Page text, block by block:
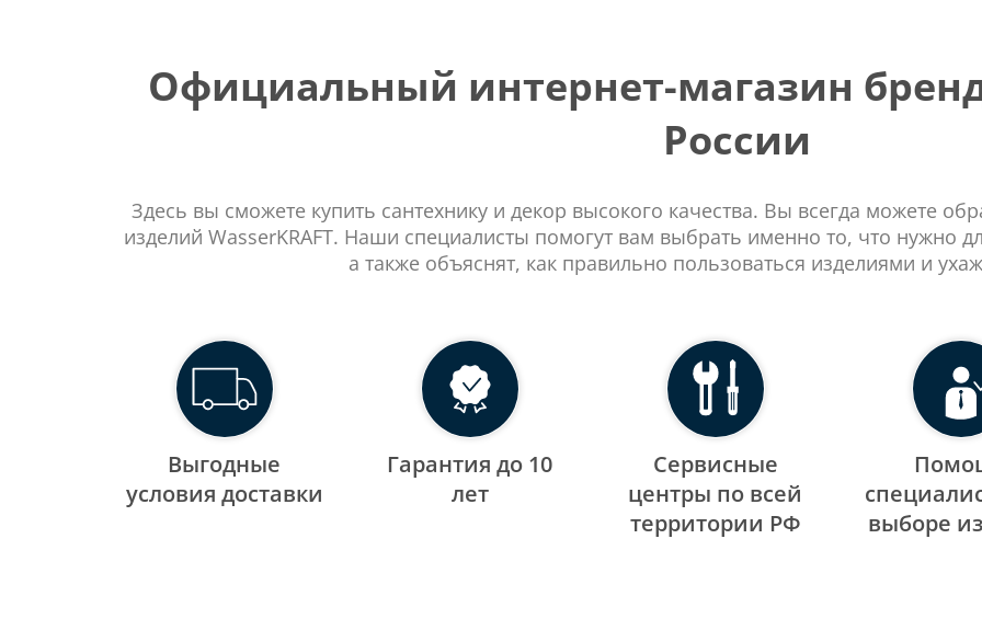
Официальный интернет-магазин
России
Здесь вы сможете купить сантехнику и декор высокого качества. Вы всегда можете
изделий WasserKRAFT. Наши специалисты помогут вам выбрать именно то, что нужно
а также объяснят, как правильно пользоваться изделиями и
Выгодные
уcловия доставки
Гарантия до 10
лет
Сервисные
центры по всей
территории РФ
выборе